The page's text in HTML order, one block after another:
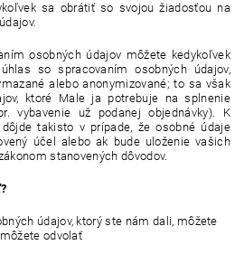
sa obrátiť so svojou žiadosťou na
osobných údajov môžete kedykoľvek
so spracovaním osobných údajov,
alebo anonymizované; to sa však
ktoré Male ja potrebuje na splnenie
vybavenie už podanej objednávky). K
takisto v prípade, že osobné údaje
účel alebo ak bude uloženie vašich
stanovených dôvodov.
údajov, ktorý ste nám dali, môžete
odvolať